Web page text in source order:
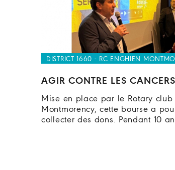
DISTRICT 1660 - RC ENGHIEN
AGIR CONTRE LES
Mise en place par le Rotary club
Montmorency, cette bourse a
collecter des dons. Pendant 10